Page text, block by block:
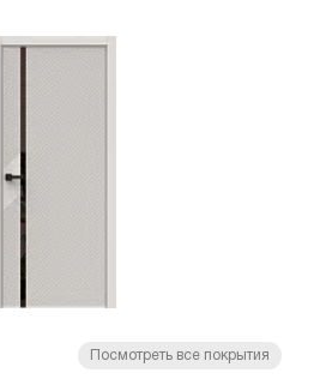
Посмотреть все покрытия